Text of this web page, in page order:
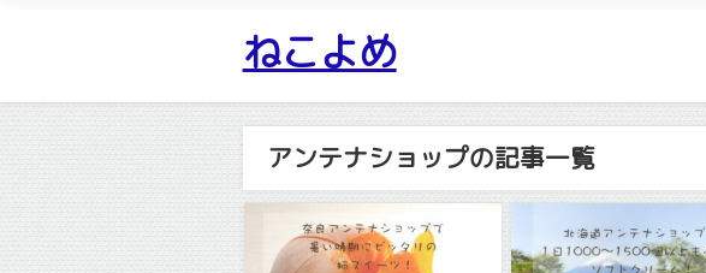
ねこよめ
アンテナショップの記事一覧